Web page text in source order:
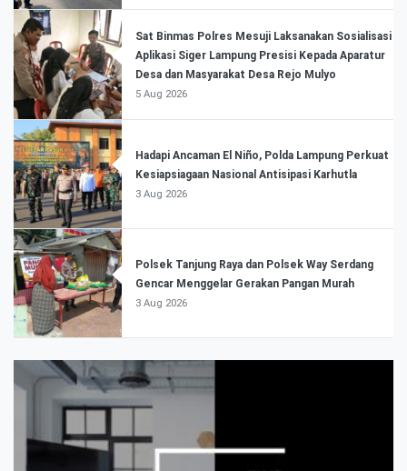
Sat Binmas Polres Mesuji Laksanakan Sosialisasi
Aplikasi Siger Lampung Presisi Kepada Aparatur
Desa dan Masyarakat Desa Rejo Mulyo
5 Aug 2026
Hadapi Ancaman El Niño, Polda Lampung Perkuat
Kesiapsiagaan Nasional Antisipasi Karhutla
3 Aug 2026
Polsek Tanjung Raya dan Polsek Way Serdang
Gencar Menggelar Gerakan Pangan Murah
3 Aug 2026